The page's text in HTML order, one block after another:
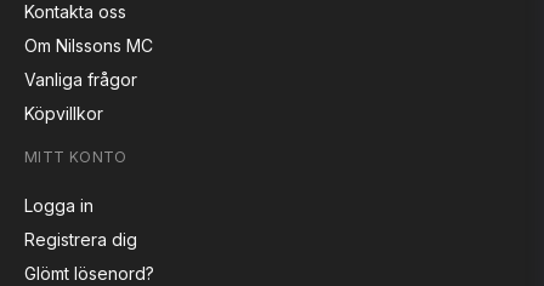
Kontakta oss
Om Nilssons MC
Vanliga frågor
Köpvillkor
MITT KONTO
Logga in
Registrera dig
Glömt lösenord?